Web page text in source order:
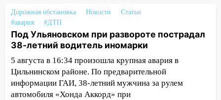
06:00
Под Ульяновском при развороте
пострадал 38-летний водитель
иномарки
05:00 «Каждая пятая женщина и каждый
второй мужчина в мире сталкиваются с
алопецией»: врач рассказал, чем может
быть вызвано облысение и как с этим
справиться
Дорожная обстановка Новости
Статьи
#авария
#ДТП
Под Ульяновском при развороте пострадал
38-летний водитель иномарки
5 августа в 16:34 произошла крупная авария в
Цильнинском районе. По предварительной
информации ГАИ, 38-летний мужчина за рулем
автомобиля «Хонда Аккорд» при